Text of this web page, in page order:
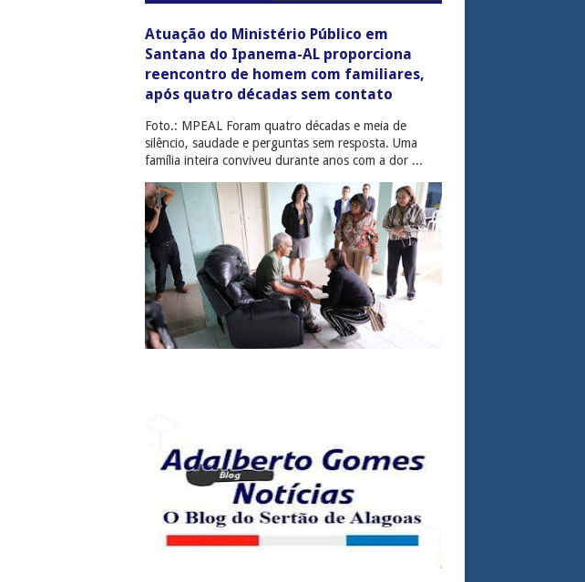
Atuação do Ministério Público em
Santana do Ipanema-AL proporciona
reencontro de homem com familiares,
após quatro décadas sem contato
Foto.: MPEAL Foram quatro décadas e meia de
silêncio, saudade e perguntas sem resposta. Uma
família inteira conviveu durante anos com a dor ...